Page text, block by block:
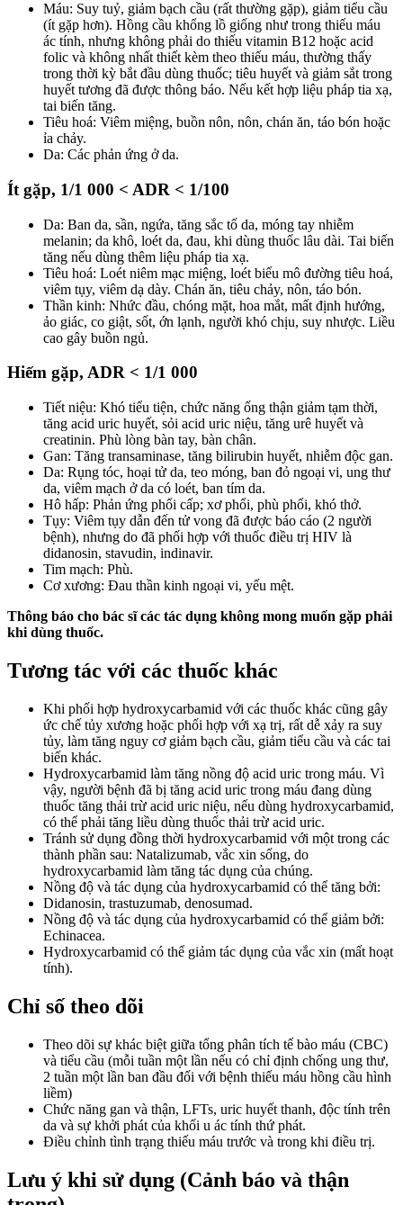
Máu: Suy tuỷ, giảm bạch cầu (rất thường gặp), giảm tiểu cầu
(ít gặp hơn). Hồng cầu khổng lồ giống như trong thiếu máu
ác tính, nhưng không phải do thiếu vitamin B12 hoặc acid
folic và không nhất thiết kèm theo thiếu máu, thường thấy
trong thời kỳ bắt đầu dùng thuốc; tiêu huyết và giảm sắt trong
huyết tương đã được thông báo. Nếu kết hợp liệu pháp tia xạ,
tai biến tăng.
Tiêu hoá: Viêm miệng, buồn nôn, nôn, chán ăn, táo bón hoặc
ỉa chảy.
Da: Các phản ứng ở da.
Ít gặp, 1/1 000 < ADR < 1/100
Da: Ban da, sần, ngứa, tăng sắc tố da, móng tay nhiễm
melanin; da khô, loét da, đau, khi dùng thuốc lâu dài. Tai biến
tăng nếu dùng thêm liệu pháp tia xạ.
Tiêu hoá: Loét niêm mạc miệng, loét biểu mô đường tiêu hoá,
viêm tụy, viêm dạ dày. Chán ăn, tiêu chảy, nôn, táo bón.
Thần kinh: Nhức đầu, chóng mặt, hoa mắt, mất định hướng,
ảo giác, co giật, sốt, ớn lạnh, người khó chịu, suy nhược. Liều
cao gây buồn ngủ.
Hiếm gặp, ADR < 1/1 000
Tiết niệu: Khó tiểu tiện, chức năng ống thận giảm tạm thời,
tăng acid uric huyết, sỏi acid uric niệu, tăng urê huyết và
creatinin. Phù lòng bàn tay, bàn chân.
Gan: Tăng transaminase, tăng bilirubin huyết, nhiễm độc gan.
Da: Rụng tóc, hoại tử da, teo móng, ban đỏ ngoại vi, ung thư
da, viêm mạch ở da có loét, ban tím da.
Hô hấp: Phản ứng phổi cấp; xơ phổi, phù phổi, khó thở.
Tụy: Viêm tụy dẫn đến tử vong đã được báo cáo (2 người
bệnh), nhưng do đã phối hợp với thuốc điều trị HIV là
didanosin, stavudin, indinavir.
Tim mạch: Phù.
Cơ xương: Đau thần kinh ngoại vi, yếu mệt.
Thông báo cho bác sĩ các tác dụng không mong muốn gặp phải
khi dùng thuốc.
Tương tác với các thuốc khác
Khi phối hợp hydroxycarbamid với các thuốc khác cũng gây
ức chế tủy xương hoặc phối hợp với xạ trị, rất dễ xảy ra suy
tủy, làm tăng nguy cơ giảm bạch cầu, giảm tiểu cầu và các tai
biến khác.
Hydroxycarbamid làm tăng nồng độ acid uric trong máu. Vì
vậy, người bệnh đã bị tăng acid uric trong máu đang dùng
thuốc tăng thải trừ acid uric niệu, nếu dùng hydroxycarbamid,
có thể phải tăng liều dùng thuốc thải trừ acid uric.
Tránh sử dụng đồng thời hydroxycarbamid với một trong các
thành phần sau: Natalizumab, vắc xin sống, do
hydroxycarbamid làm tăng tác dụng của chúng.
Nồng độ và tác dụng của hydroxycarbamid có thể tăng bởi:
Didanosin, trastuzumab, denosumad.
Nồng độ và tác dụng của hydroxycarbamid có thể giảm bởi:
Echinacea.
Hydroxycarbamid có thể giảm tác dụng của vắc xin (mất hoạt
tính).
Chỉ số theo dõi
Theo dõi sự khác biệt giữa tổng phân tích tế bào máu (CBC)
và tiểu cầu (mỗi tuần một lần nếu có chỉ định chống ung thư,
2 tuần một lần ban đầu đối với bệnh thiếu máu hồng cầu hình
liềm)
Chức năng gan và thận, LFTs, uric huyết thanh, độc tính trên
da và sự khởi phát của khối u ác tính thứ phát.
Điều chỉnh tình trạng thiếu máu trước và trong khi điều trị.
Lưu ý khi sử dụng (Cảnh báo và thận